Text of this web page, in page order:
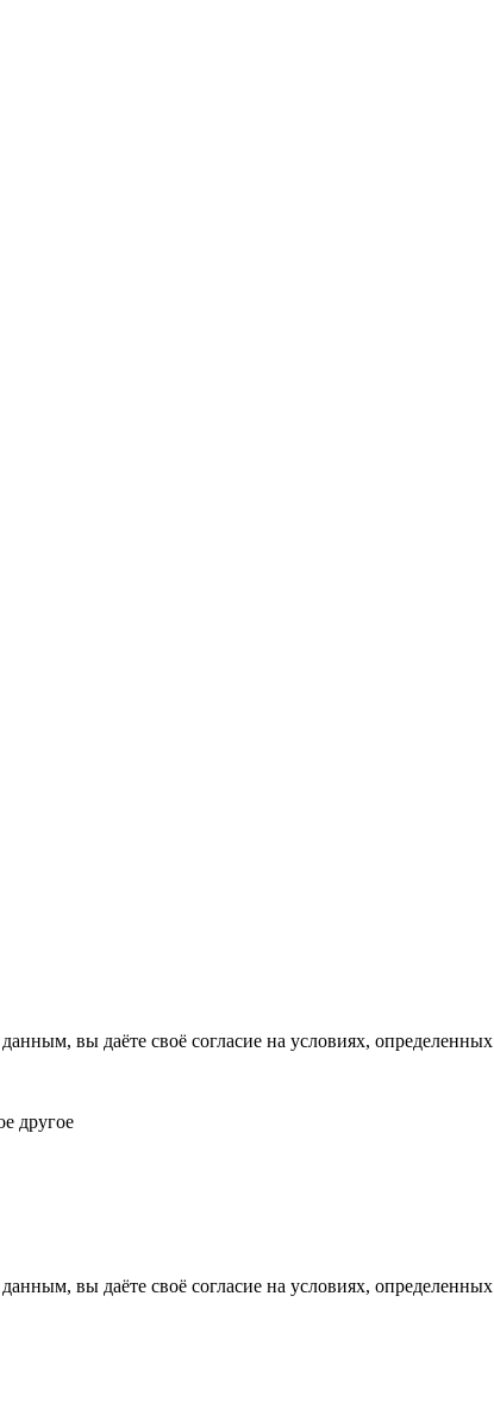
вы даёте своё согласие на условиях, определенных
другое
вы даёте своё согласие на условиях, определенных